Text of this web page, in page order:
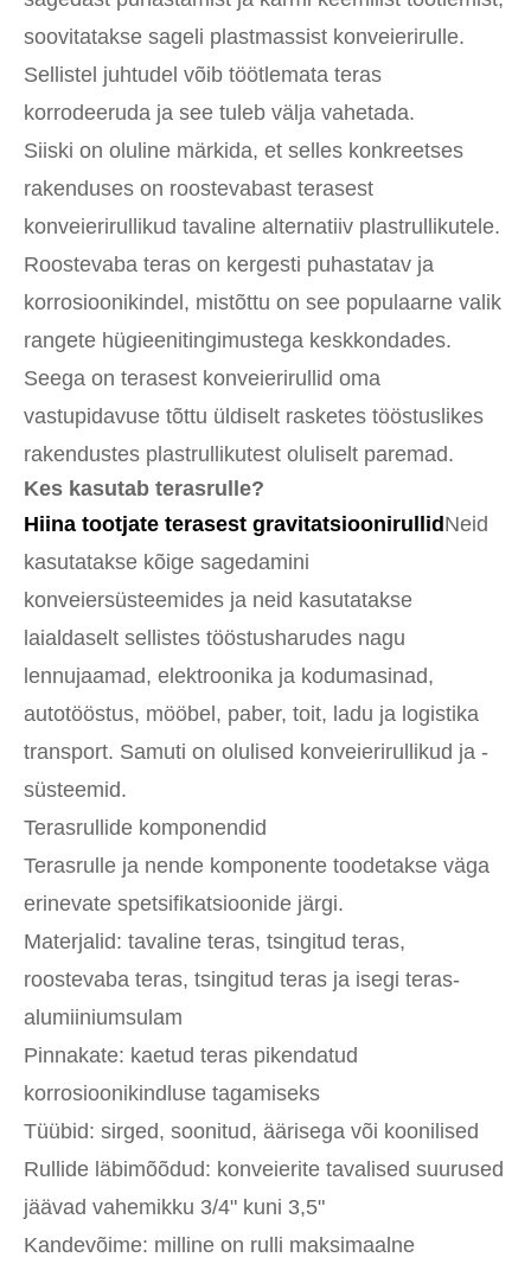
soovitatakse sageli plastmassist konveierirulle.
Sellistel juhtudel võib töötlemata teras
korrodeeruda ja see tuleb välja vahetada.
Siiski on oluline märkida, et selles konkreetses
rakenduses on roostevabast terasest
konveierirullikud tavaline alternatiiv plastrullikutele.
Roostevaba teras on kergesti puhastatav ja
korrosioonikindel, mistõttu on see populaarne valik
rangete hügieenitingimustega keskkondades.
Seega on terasest konveierirullid oma
vastupidavuse tõttu üldiselt rasketes tööstuslikes
rakendustes plastrullikutest oluliselt paremad.
Kes kasutab terasrulle?
Hiina tootjate terasest gravitatsioonirullid Neid
kasutatakse kõige sagedamini
konveiersüsteemides ja neid kasutatakse
laialdaselt sellistes tööstusharudes nagu
lennujaamad, elektroonika ja kodumasinad,
autotööstus, mööbel, paber, toit, ladu ja logistika
transport. Samuti on olulised konveierirullikud ja -
süsteemid.
Terasrullide komponendid
Terasrulle ja nende komponente toodetakse väga
erinevate spetsifikatsioonide järgi.
Materjalid: tavaline teras, tsingitud teras,
roostevaba teras, tsingitud teras ja isegi teras-
alumiiniumsulam
Pinnakate: kaetud teras pikendatud
korrosioonikindluse tagamiseks
Tüübid: sirged, soonitud, äärisega või koonilised
Rullide läbimõõdud: konveierite tavalised suurused
jäävad vahemikku 3/4" kuni 3,5"
Kandevõime: milline on rulli maksimaalne